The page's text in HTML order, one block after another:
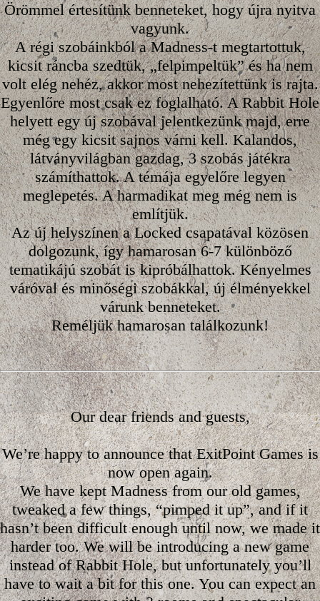
Örömmel értesítünk benneteket, hogy újra nyitva
vagyunk.
A régi szobáinkból a Madness-t megtartottuk,
kicsit ráncba szedtük, „felpimpeltük” és ha nem
volt elég nehéz, akkor most nehezítettünk is rajta.
Egyenlőre most csak ez foglalható. A Rabbit Hole
helyett egy új szobával jelentkezünk majd, erre
még egy kicsit sajnos várni kell. Kalandos,
látványvilágban gazdag, 3 szobás játékra
számíthattok. A témája egyelőre legyen
meglepetés. A harmadikat meg még nem is
említjük.
Az új helyszínen a Locked csapatával közösen
dolgozunk, így hamarosan 6-7 különböző
tematikájú szobát is kipróbálhattok. Kényelmes
váróval és minőségi szobákkal, új élményekkel
várunk benneteket.
Reméljük hamarosan találkozunk!
Our dear friends and guests,
We’re happy to announce that ExitPoint Games is
now open again.
We have kept Madness from our old games,
tweaked a few things, “pimped it up”, and if it
hasn’t been difficult enough until now, we made it
harder too. We will be introducing a new game
instead of Rabbit Hole, but unfortunately you’ll
have to wait a bit for this one. You can expect an